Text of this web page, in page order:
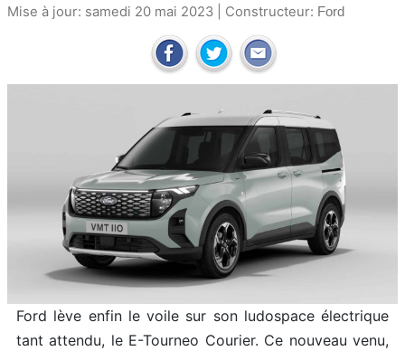
Mise à jour: samedi 20 mai 2023 | Constructeur: Ford
Ford lève enfin le voile sur son ludospace électrique
tant attendu, le E-Tourneo Courier. Ce nouveau venu,